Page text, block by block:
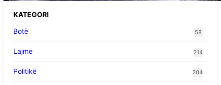
KATEGORI
Botë
58
Lajme 214
Politikë 204